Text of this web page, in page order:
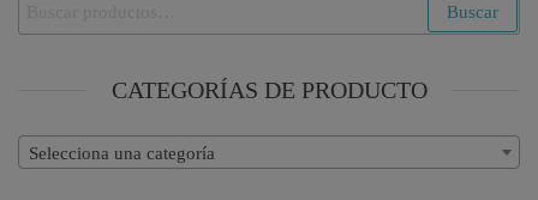
por:
Buscar
CATEGORÍAS DE PRODUCTO
Selecciona una categoría